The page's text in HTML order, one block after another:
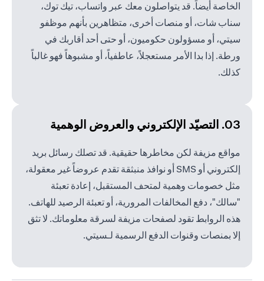
الخاصة أيضاً. قد يتواصلون معك عبر واتساب، تيك توك،
سناب شات، أو منصات أخرى، متظاهرين بأنهم موظفو
سيتي، أو مسؤولون حكوميون، أو حتى أحد أقاربك في
ورطة. إذا بدا الأمر مستعجلاً، عاطفياً، أو مشبوهاً فهو غالباً
كذلك.
03. التصيّد الإلكتروني والعروض الوهمية
مواقع مزيفة لكن مخاطرها حقيقية. قد تصلك رسائل بريد
إلكتروني أو SMS أو نوافذ منبثقة تقدم عروضاً غير معقولة،
مثل خصومات وهمية لمتحف المستقبل، إعادة تعبئة
"سالك"، دفع المخالفات المرورية، أو تعبئة الرصيد للهاتف.
هذه الروابط تقود لصفحات مزيفة لسرقة معلوماتك. لا تثق
إلا بمنصات وقنوات الدفع الرسمية لـسيتي.